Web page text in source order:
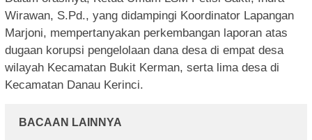
Wirawan, S.Pd., yang didampingi Koordinator Lapangan
Marjoni, mempertanyakan perkembangan laporan atas
dugaan korupsi pengelolaan dana desa di empat desa
wilayah Kecamatan Bukit Kerman, serta lima desa di
Kecamatan Danau Kerinci.
BACAAN LAINNYA